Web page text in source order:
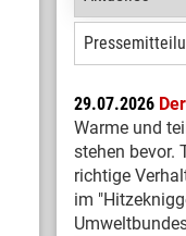
29.07.2026
Warme und
stehen bevor.
richtige
im